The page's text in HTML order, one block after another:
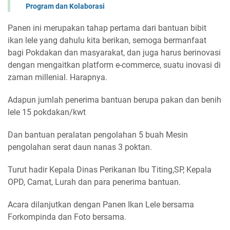
Program dan Kolaborasi
Panen ini merupakan tahap pertama dari bantuan bibit
ikan lele yang dahulu kita berikan, semoga bermanfaat
bagi Pokdakan dan masyarakat, dan juga harus berinovasi
dengan mengaitkan platform e-commerce, suatu inovasi di
zaman millenial. Harapnya.
Adapun jumlah penerima bantuan berupa pakan dan benih
lele 15 pokdakan/kwt
Dan bantuan peralatan pengolahan 5 buah Mesin
pengolahan serat daun nanas 3 poktan.
Turut hadir Kepala Dinas Perikanan Ibu Titing,SP, Kepala
OPD, Camat, Lurah dan para penerima bantuan.
Acara dilanjutkan dengan Panen Ikan Lele bersama
Forkompinda dan Foto bersama.